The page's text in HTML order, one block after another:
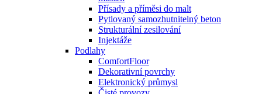
Přísady a příměsi do malt
Pytlovaný samozhutnitelný beton
Strukturální zesilování
Injektáže
Podlahy
ComfortFloor
Dekorativní povrchy
Elektronický průmysl